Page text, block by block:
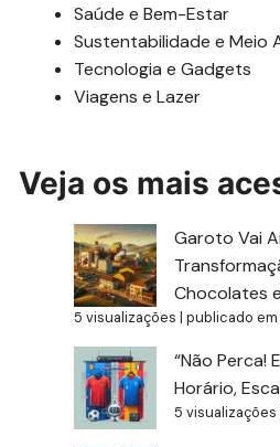
Saúde e Bem-Estar
Sustentabilidade e Meio
Tecnologia e Gadgets
Viagens e Lazer
Veja os mais
Garoto Vai
Chocolates
5 visualizações |publicado
“Não Perca!
Horário,
5 visualizações